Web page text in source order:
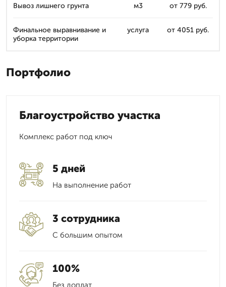
Вывоз лишнего грунта м3 от 779 руб.
Финальное выравнивание и
уборка территории
услуга от 4051 руб.
Портфолио
Благоустройство участка
Комплекс работ под ключ
5 дней
На выполнение работ
3 сотрудника
С большим опытом
100%
Без доплат